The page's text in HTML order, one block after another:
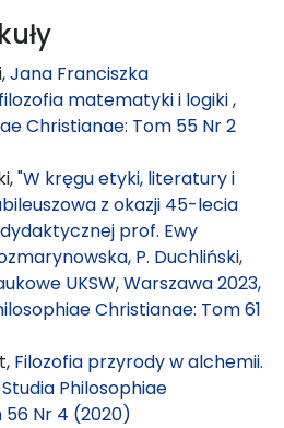
Jana Franciszka
matematyki i logiki,
Christianae: Tom 55 Nr 2
"W kręgu etyki, literatury i
z okazji 45-lecia
prof. Ewy
P. Duchliński,
UKSW, Warszawa 2023,
Christianae: Tom 61
Filozofia przyrody w alchemii.
Studia Philosophiae
56 Nr 4 (2020)